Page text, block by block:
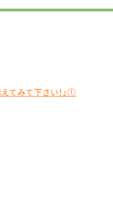
てみて下さい！」①